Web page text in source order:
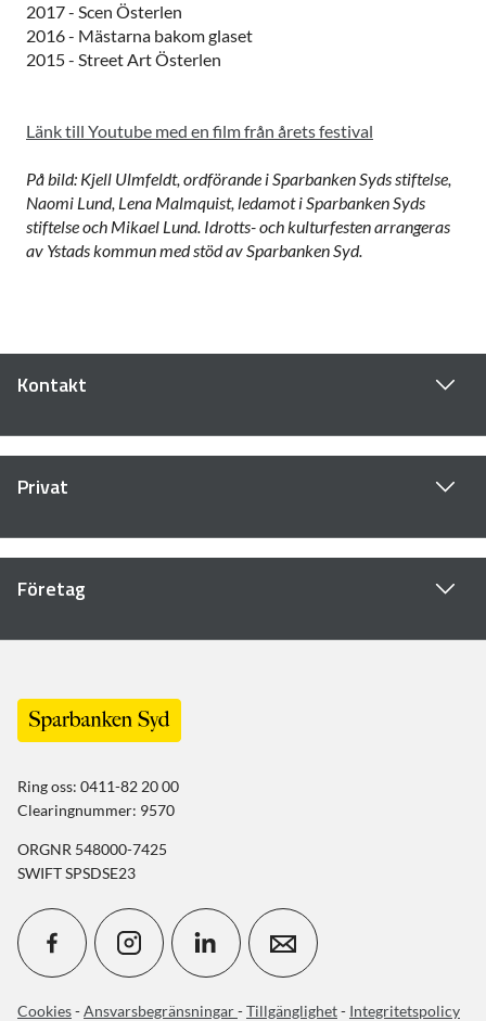
2017 - Scen Österlen
2016 - Mästarna bakom glaset
2015 - Street Art Österlen
Länk till Youtube med en film från årets festival
På bild: Kjell Ulmfeldt, ordförande i Sparbanken Syds stiftelse,
Naomi Lund, Lena Malmquist, ledamot i Sparbanken Syds
stiftelse och Mikael Lund. Idrotts- och kulturfesten arrangeras
av Ystads kommun med stöd av Sparbanken Syd.
Kontakt
Privat
Företag
Ring oss: 0411-82 20 00
Clearingnummer: 9570
ORGNR 548000-7425
SWIFT SPSDSE23
Cookies-Ansvarsbegränsningar-Tillgänglighet- Integritetspolicy